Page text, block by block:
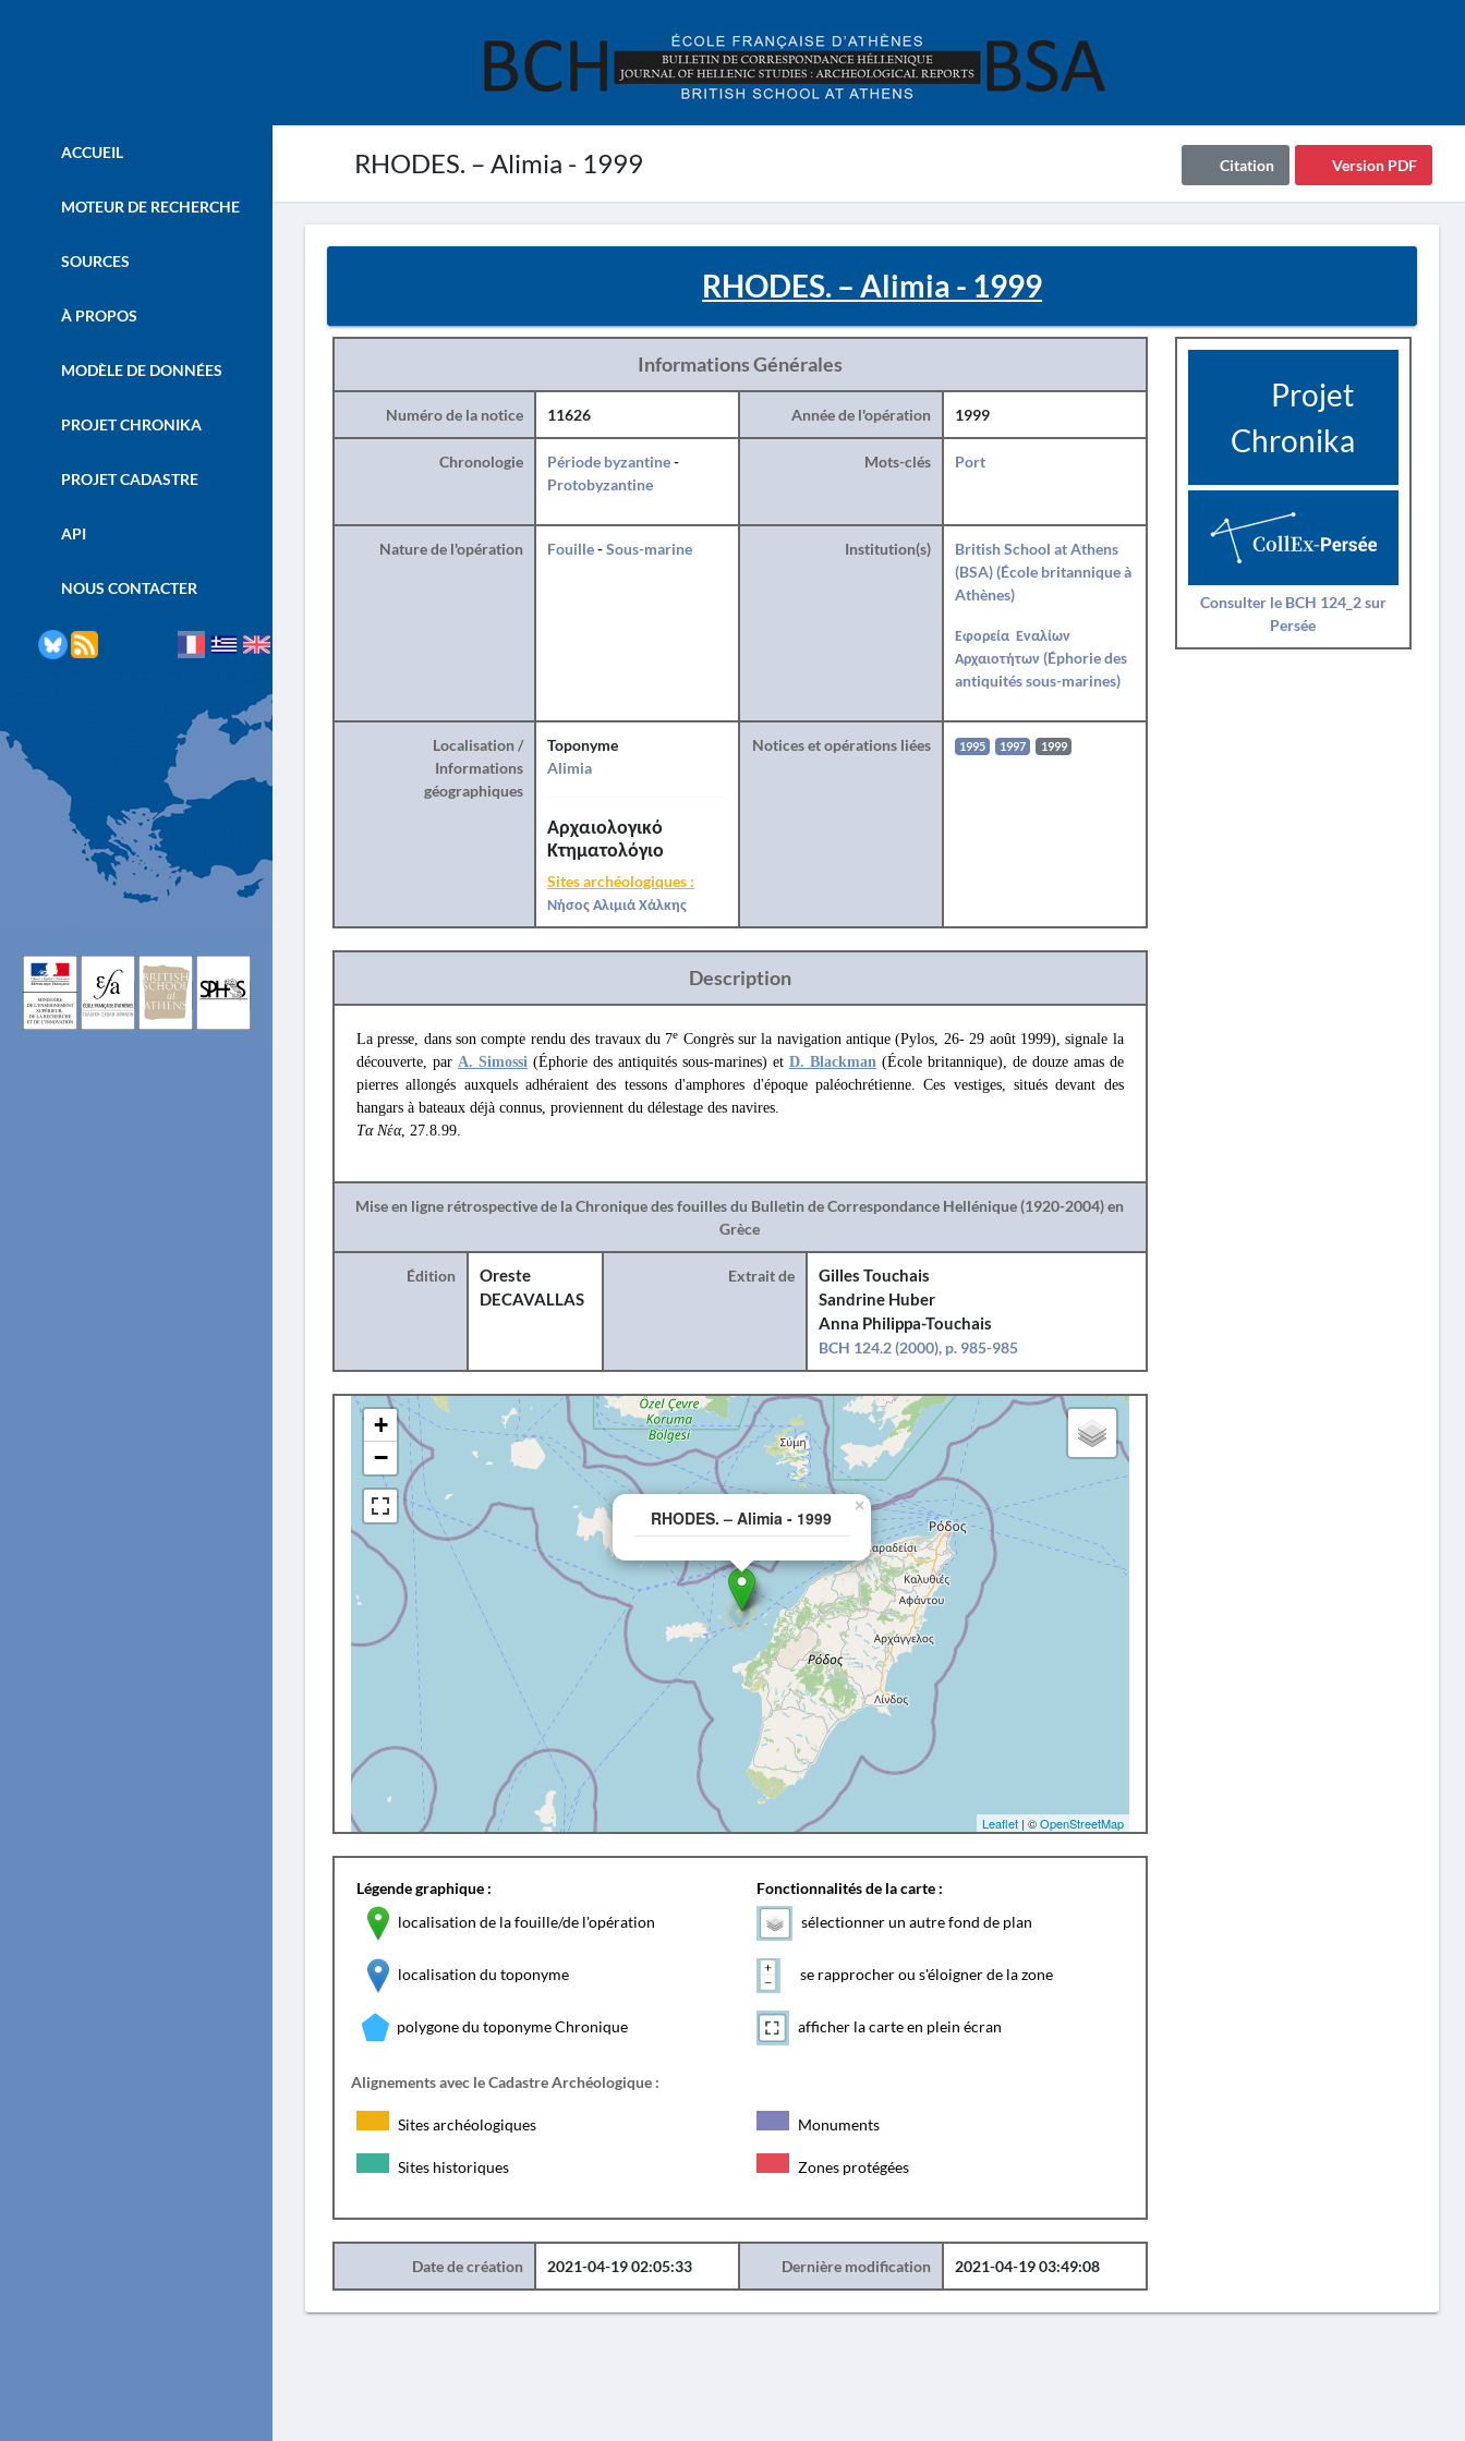
RHODES. – Alimia - 1999 Version PDF
Citation
ACCUEIL
MOTEUR DE RECHERCHE
SOURCES
À PROPOS
MODÈLE DE DONNÉES
PROJET CHRONIKA
PROJET CADASTRE
API
NOUS CONTACTER
RHODES. – Alimia - 1999
Informations Générales
Numéro de la notice 11626 Année de l'opération 1999
Chronologie Période byzantine-
Protobyzantine
Mots-clés Port
Nature de l'opération Fouille-Sous-marine Institution(s)
British School at Athens
(BSA) (École britannique à
Athènes)
Εφορεία Εναλίων
Αρχαιοτήτων (Éphorie des
antiquités sous-marines)
Localisation /
Informations
géographiques
Toponyme
Alimia
Αρχαιολογικό
Κτηματολόγιο
Sites archéologiques :
Νήσος Αλιμιά Χάλκης
Notices et opérations liées 1995 1997 1999
Description
La presse, dans son compte rendu des travaux du 7e Congrès sur la navigation antique (Pylos, 26- 29 août 1999), signale la
découverte, par A. Simossi(Éphorie des antiquités sous-marines) et D. Blackman(École britannique), de douze amas de
pierres allongés auxquels adhéraient des tessons d'amphores d'époque paléochrétienne. Ces vestiges, situés devant des
hangars à bateaux déjà connus, proviennent du délestage des navires.
Tα Νέα, 27.8.99.
Mise en ligne rétrospective de la Chronique des fouilles du Bulletin de Correspondance Hellénique (1920-2004) en
Grèce
Édition
Oreste
DECAVALLAS
Extrait de
Gilles Touchais
Sandrine Huber
Anna Philippa-Touchais
BCH 124.2 (2000), p. 985-985
RHODES. – Alimia - 1999
×
+
−
Leaflet| ©OpenStreetMap
Légende graphique :
localisation de la fouille/de l'opération
localisation du toponyme
polygone du toponyme Chronique
Fonctionnalités de la carte :
sélectionner un autre fond de plan
se rapprocher ou s'éloigner de la zone
afficher la carte en plein écran
Alignements avec le Cadastre Archéologique :
Sites archéologiques Monuments
Sites historiques Zones protégées
Date de création 2021-04-19 02:05:33 Dernière modification 2021-04-19 03:49:08
Projet
Chronika
Consulter le BCH 124_2 sur
Persée